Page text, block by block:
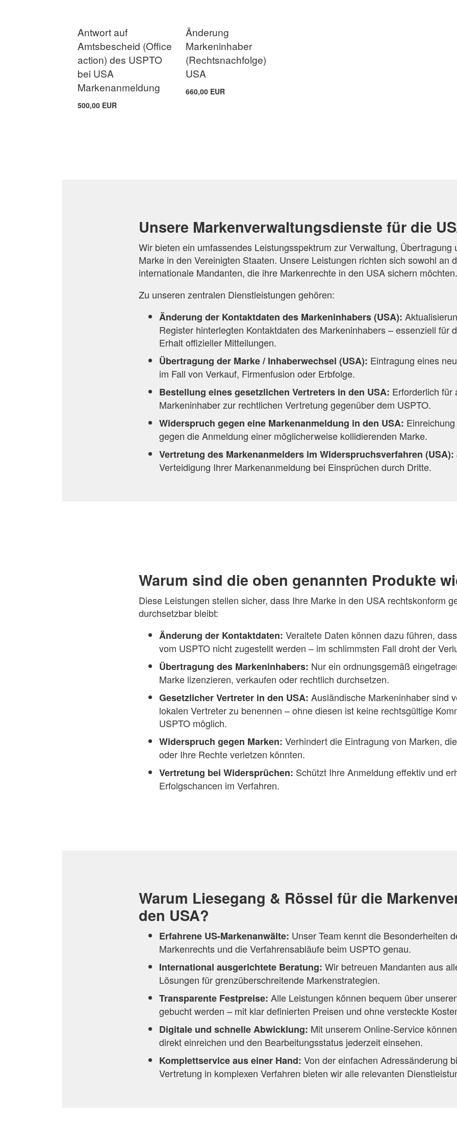
Antwort auf
Amtsbescheid (Office
action) des USPTO
bei USA
Markenanmeldung
500,00 EUR
Änderung
Markeninhaber
(Rechtsnachfolge)
USA
660,00 EUR
Unsere Markenverwaltungsdienste für die
Wir bieten ein umfassendes Leistungsspektrum zur Verwaltung, Übertragung
Marke in den Vereinigten Staaten. Unsere Leistungen richten sich sowohl an
internationale Mandanten, die ihre Markenrechte in den USA sichern möchten.
Zu unseren zentralen Dienstleistungen gehören:
Änderung der Kontaktdaten des Markeninhabers (USA):
Register hinterlegten Kontaktdaten des Markeninhabers – essenziell für
Erhalt offizieller Mitteilungen.
Übertragung der Marke / Inhaberwechsel (USA): Eintragung eines
im Fall von Verkauf, Firmenfusion oder Erbfolge.
Bestellung eines gesetzlichen Vertreters in den USA: Erforderlich für
Markeninhaber zur rechtlichen Vertretung gegenüber dem USPTO.
Widerspruch gegen eine Markenanmeldung in den USA:
gegen die Anmeldung einer möglicherweise kollidierenden Marke.
Vertretung des Markenanmelders im Widerspruchsverfahren (USA):
Verteidigung Ihrer Markenanmeldung bei Einsprüchen durch Dritte.
Warum sind die oben genannten Produkte
Diese Leistungen stellen sicher, dass Ihre Marke in den USA rechtskonform
durchsetzbar bleibt:
Änderung der Kontaktdaten: Veraltete Daten können dazu führen,
vom USPTO nicht zugestellt werden – im schlimmsten Fall droht der
Übertragung des Markeninhabers: Nur ein ordnungsgemäß
Marke lizenzieren, verkaufen oder rechtlich durchsetzen.
Gesetzlicher Vertreter in den USA: Ausländische Markeninhaber sind
lokalen Vertreter zu benennen – ohne diesen ist keine rechtsgültige
USPTO möglich.
Widerspruch gegen Marken: Verhindert die Eintragung von Marken,
oder Ihre Rechte verletzen könnten.
Vertretung bei Widersprüchen: Schützt Ihre Anmeldung effektiv und
Erfolgschancen im Verfahren.
Warum Liesegang & Rössel für die
den USA?
Erfahrene US-Markenanwälte: Unser Team kennt die Besonderheiten
Markenrechts und die Verfahrensabläufe beim USPTO genau.
International ausgerichtete Beratung: Wir betreuen Mandanten aus
Lösungen für grenzüberschreitende Markenstrategien.
Transparente Festpreise: Alle Leistungen können bequem über
gebucht werden – mit klar definierten Preisen und ohne versteckte
Digitale und schnelle Abwicklung: Mit unserem Online-Service
direkt einreichen und den Bearbeitungsstatus jederzeit einsehen.
Komplettservice aus einer Hand: Von der einfachen Adressänderung
Vertretung in komplexen Verfahren bieten wir alle relevanten